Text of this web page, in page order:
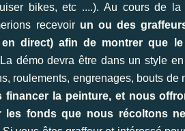
bikes, etc ....). Au cours de
recevoir un ou des
direct) afin de montrer que
démo devra être dans un style
roulements, engrenages, bouts
financer la peinture, et nous
les fonds que nous récoltons